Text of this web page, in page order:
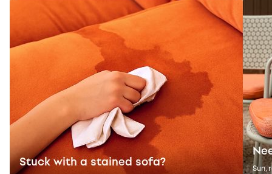
Stuck with a stained sofa?
Sun,